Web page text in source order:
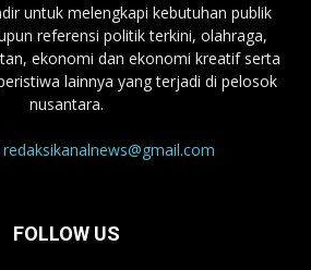
untuk melengkapi kebutuhan publik
referensi politik terkini, olahraga,
ekonomi dan ekonomi kreatif serta
lainnya yang terjadi di pelosok
nusantara.
redaksikanalnews@gmail.com
FOLLOW US